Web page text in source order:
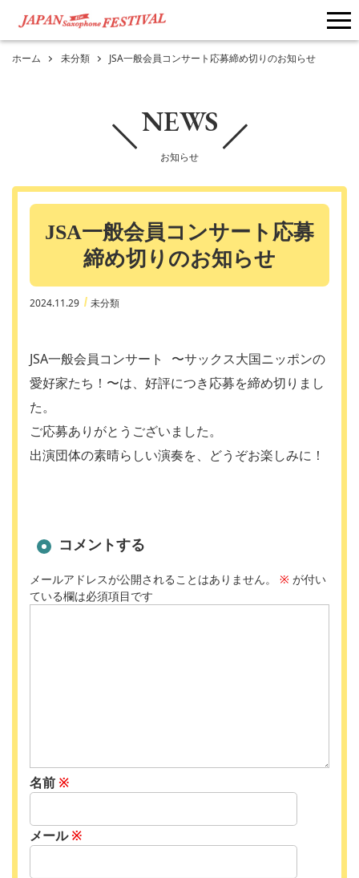
ホーム 未分類 JSA一般会員コンサート応募締め切りのお知らせ
NEWS
お知らせ
JSA一般会員コンサート応募
締め切りのお知らせ
2024.11.29 未分類
JSA一般会員コンサート 〜サックス大国ニッポンの
愛好家たち！〜は、好評につき応募を締め切りまし
た。
ご応募ありがとうございました。
出演団体の素晴らしい演奏を、どうぞお楽しみに！
コメントする
メールアドレスが公開されることはありません。 ※ が付い
ている欄は必須項目です
名前 ※
メール※